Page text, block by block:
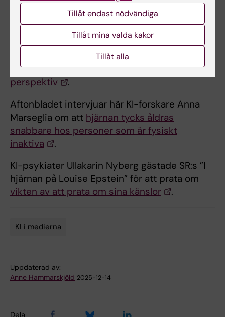
tidigare i år iBildningspodden
Yukiko och Patrik möter
, från bokförlaget
KI:s Rikard Wicksell gästade UR:s Hjärta &
Hjärna för att diskuterasmärta ur olika
perspektiv
.
Aftonbladet intervjuar här KI-forskare Anna
Marseglia om att hjärnan tycks åldras
snabbare hos personer som är fysiskt
inaktiva
.
KI-psykiater Ullakarin Nyberg gästade SR:s ”I
hjärnan på Louise Epstein” för att prata om
vikten av att prata om sina känslor
.
KI i medierna
Uppdaterad av:
Anne Hammarskjöld 2025-12-14
Tillåt endast nödvändiga
Tillåt mina valda kakor
Tillåt alla